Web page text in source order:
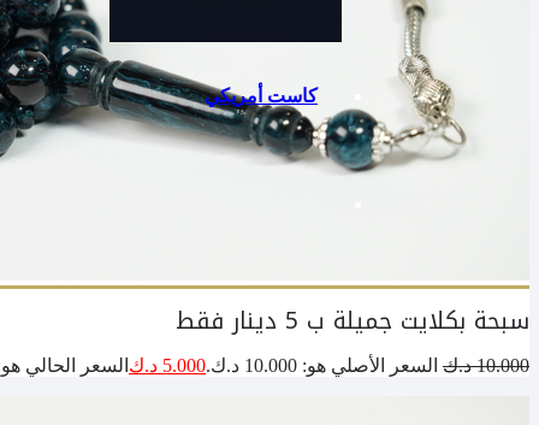
كاست أمريكي
سبحة بكلايت جميلة ب 5 دينار فقط
10.000 د.ك السعر الأصلي هو: 10.000 د.ك. 5.000 د.ك السعر الحالي هو: 5.000